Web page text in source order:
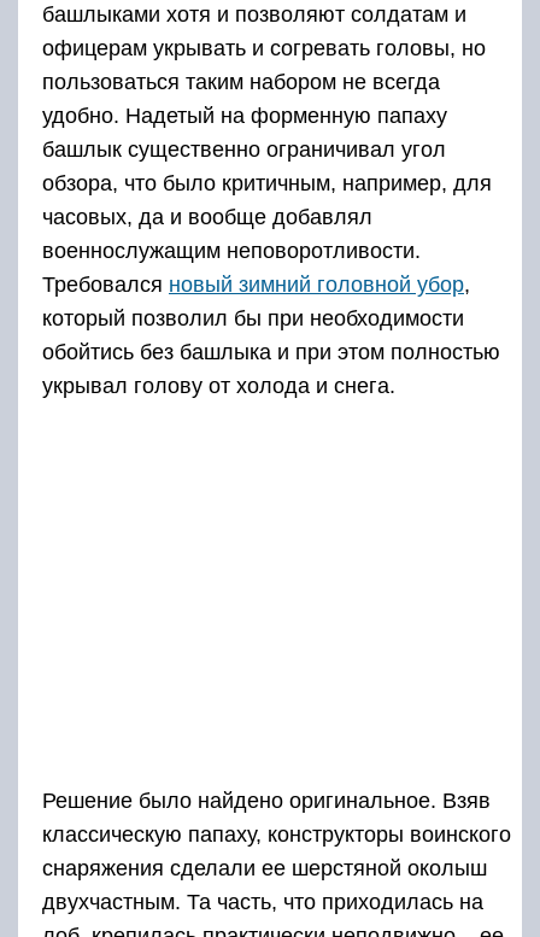
башлыками хотя и позволяют солдатам и
офицерам укрывать и согревать головы, но
пользоваться таким набором не всегда
удобно. Надетый на форменную папаху
башлык существенно ограничивал угол
обзора, что было критичным, например, для
часовых, да и вообще добавлял
военнослужащим неповоротливости.
Требовался новый зимний головной убор,
который позволил бы при необходимости
обойтись без башлыка и при этом полностью
укрывал голову от холода и снега.
Решение было найдено оригинальное. Взяв
классическую папаху, конструкторы воинского
снаряжения сделали ее шерстяной околыш
двухчастным. Та часть, что приходилась на